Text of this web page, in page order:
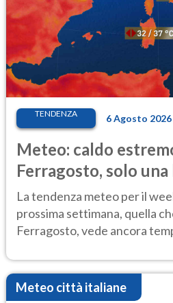
TENDENZA 6 Agosto 2026
Meteo: caldo
Ferragosto, solo una
Ecco dove
La tendenza meteo per il
prossima settimana, quella
Ferragosto, vede ancora
Meteo città italiane